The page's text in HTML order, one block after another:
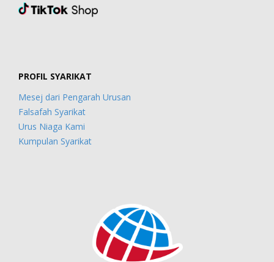
PROFIL SYARIKAT
Mesej dari Pengarah Urusan
Falsafah Syarikat
Urus Niaga Kami
Kumpulan Syarikat